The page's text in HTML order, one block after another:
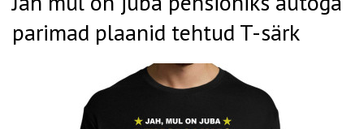
parimad plaanid tehtud T-särk